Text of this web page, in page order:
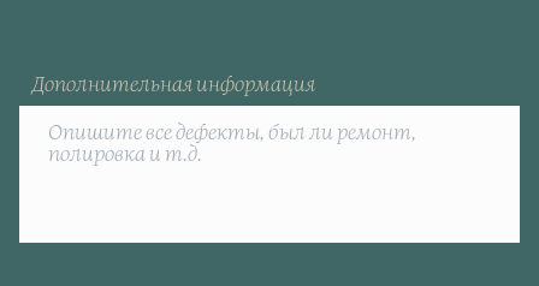
Дополнительная информация